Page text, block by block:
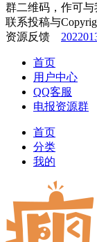
作可与
首页
用户中心
QQ客服
电报资源群
首页
分类
我的